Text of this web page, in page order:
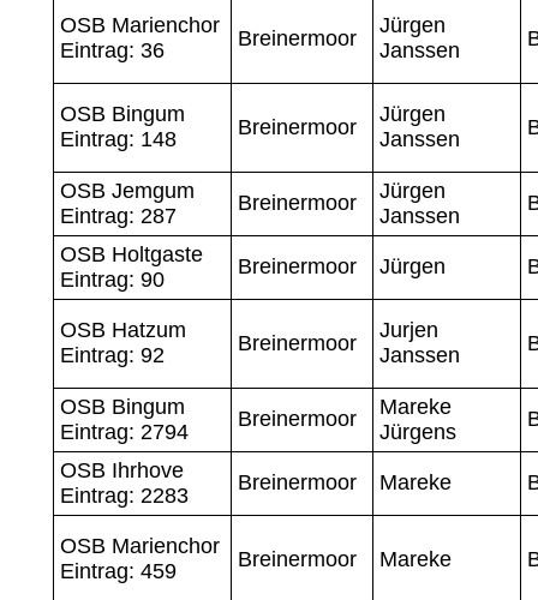
OSB Marienchor
Eintrag: 36
Breinermoor
Jürgen
Janssen
OSB Bingum
Eintrag: 148
Breinermoor
Jürgen
Janssen
OSB Jemgum
Eintrag: 287
Breinermoor
Jürgen
Janssen
OSB Holtgaste
Eintrag: 90
Breinermoor Jürgen
OSB Hatzum
Eintrag: 92
Breinermoor
Jurjen
Janssen
OSB Bingum
Eintrag: 2794
Breinermoor
Mareke
Jürgens
OSB Ihrhove
Eintrag: 2283
Breinermoor Mareke
OSB Marienchor
Eintrag: 459
Breinermoor Mareke